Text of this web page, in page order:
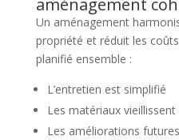
aménagement
Un aménagement
propriété et réduit les
planifié ensemble :
L’entretien est simplifié
Les matériaux
Les améliorations